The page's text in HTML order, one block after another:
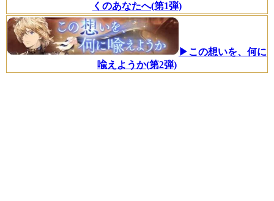
くのあなたへ(第1弾)
▶この想いを、何に
喩えようか(第2弾)